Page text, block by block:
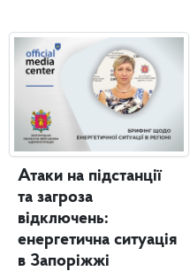
Атаки на підстанції
та загроза
відключень:
енергетична ситуація
в Запоріжжі